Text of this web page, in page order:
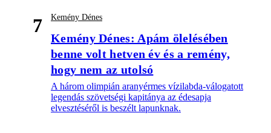
7 Kemény Dénes
Kemény Dénes: Apám ölelésében
benne volt hetven év és a remény,
hogy nem az utolsó
A három olimpián aranyérmes vízilabda-válogatott
legendás szövetségi kapitánya az édesapja
elvesztéséről is beszélt lapunknak.